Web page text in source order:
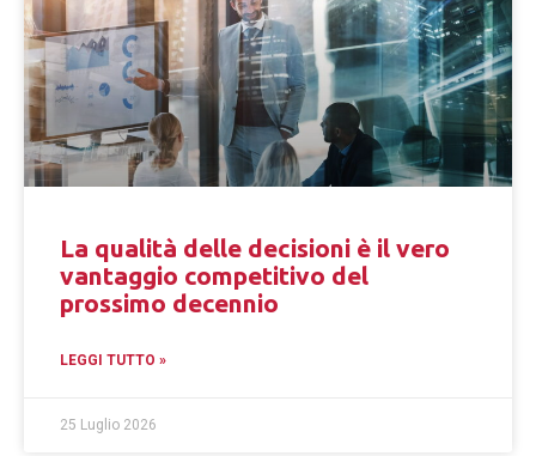
La qualità delle decisioni è il vero
vantaggio competitivo del
prossimo decennio
LEGGI TUTTO »
25 Luglio 2026